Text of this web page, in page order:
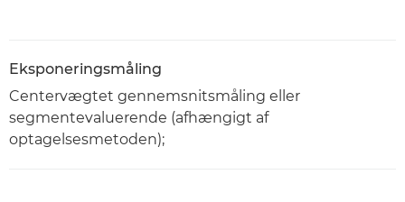
Eksponeringsmåling
Centervægtet gennemsnitsmåling eller
segmentevaluerende (afhængigt af
optagelsesmetoden);